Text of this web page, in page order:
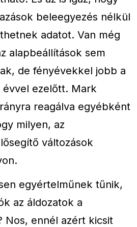
beleegyezés nélkül
adatot. Van még
alapbeállítások sem
de fényévekkel jobb a
évvel ezelőtt. Mark
reagálva egyébként
milyen, az
változások
egyértelműnek tűnik,
az áldozatok a
Nos, ennél azért kicsit